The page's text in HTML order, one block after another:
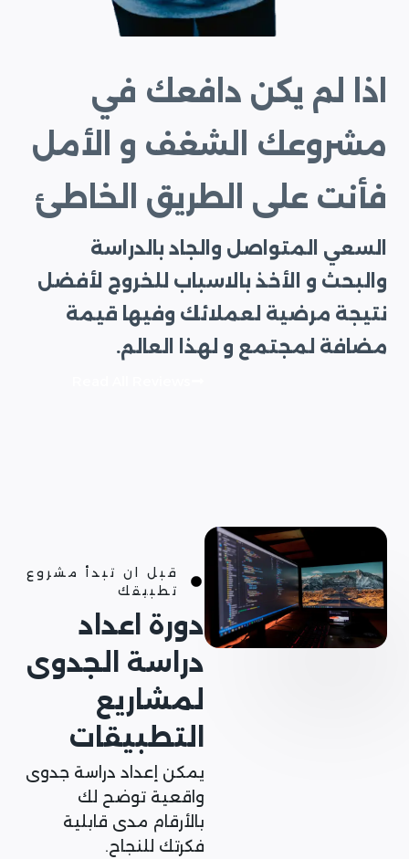
اذا لم يكن دافعك في
مشروعك الشغف و الأمل
فأنت على الطريق الخاطئ
السعي المتواصل والجاد بالدراسة
والبحث و الأخذ بالاسباب للخروج لأفضل
نتيجة مرضية لعملائك وفيها قيمة
مضافة لمجتمع و لهذا العالم.
قبل ان تبدأ مشروع
تطبيقك
دورة اعداد
دراسة الجدوى
لمشاريع
التطبيقات
يمكن إعداد دراسة جدوى
واقعية توضح لك
بالأرقام مدى قابلية
فكرتك للنجاح.